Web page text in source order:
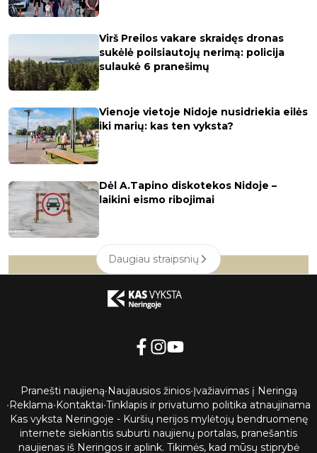
Virš Preilos vakare skraidęs dronas
sukėlė poilsiautojų nerimą: policija
sulaukė 6 pranešimų
Vienoje vietoje Nidoje nusidriekia eilės
iki marių: kas ten vyksta?
Dėl A.Tapino diskotekos Nidoje –
laikini eismo ribojimai
Daugiau straipsnių
Pranešti naujieną•Naujausios žinios•Įvažiavimas į Neringą
•Reklama•Kontaktai•Tinklapis ir privatumo politika atnaujinama
Kas vyksta Neringoje - Kuršių nerijos mylėtojų bendruomenę
internete siekiantis suburti naujienų portalas, pranešantis
naujienas iš Neringos ir aplink. Tikimės, kad mūsų stiprybė